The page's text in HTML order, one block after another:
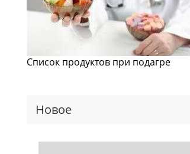
Список продуктов при подагре
Новое